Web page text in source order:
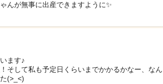
んが無事に出産できますように✨
ます♪
そして私も予定日くらいまでかかるかなー、なん
(>_<)